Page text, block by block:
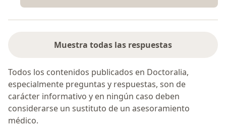
Muestra todas las respuestas
Todos los contenidos publicados en Doctoralia,
especialmente preguntas y respuestas, son de
carácter informativo y en ningún caso deben
considerarse un sustituto de un asesoramiento
médico.